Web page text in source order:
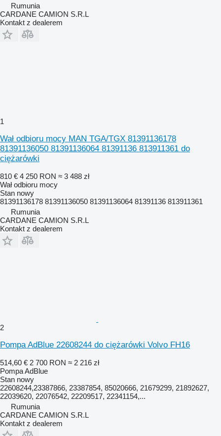
Rumunia
CARDANE CAMION S.R.L
Kontakt z dealerem
1
Wał odbioru mocy MAN TGA/TGX 81391136178
81391136050 81391136064 81391136 813911361 do
ciężarówki
810 € 4 250 RON ≈ 3 488 zł
Wał odbioru mocy
Stan nowy
81391136178 81391136050 81391136064 81391136 813911361
Rumunia
CARDANE CAMION S.R.L
Kontakt z dealerem
2
Pompa AdBlue 22608244 do ciężarówki Volvo FH16
514,60 € 2 700 RON ≈ 2 216 zł
Pompa AdBlue
Stan nowy
22608244,23387866, 23387854, 85020666, 21679299, 21892627,
22039620, 22076542, 22209517, 22341154,...
Rumunia
CARDANE CAMION S.R.L
Kontakt z dealerem